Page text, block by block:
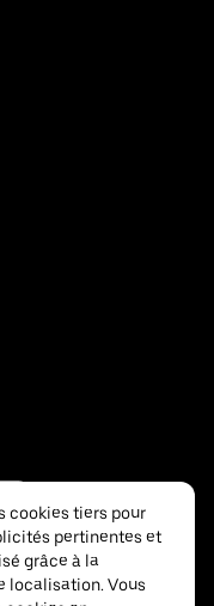
cookies tiers pour
pertinentes et
grâce à la
localisation. Vous